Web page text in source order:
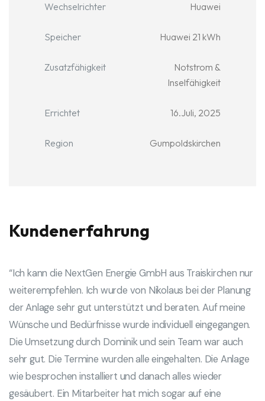
Wechselrichter Huawei
Speicher Huawei 21 kWh
Zusatzfähigkeit
Notstrom &
Inselfähigkeit
Errichtet 16.Juli, 2025
Region Gumpoldskirchen
Kundenerfahrung
“Ich kann die NextGen Energie GmbH aus Traiskirchen nur
weiterempfehlen. Ich wurde von Nikolaus bei der Planung
der Anlage sehr gut unterstützt und beraten. Auf meine
Wünsche und Bedürfnisse wurde individuell eingegangen.
Die Umsetzung durch Dominik und sein Team war auch
sehr gut. Die Termine wurden alle eingehalten. Die Anlage
wie besprochen installiert und danach alles wieder
gesäubert. Ein Mitarbeiter hat mich sogar auf eine